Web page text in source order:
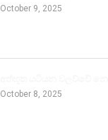
October 9, 2025
October 8, 2025